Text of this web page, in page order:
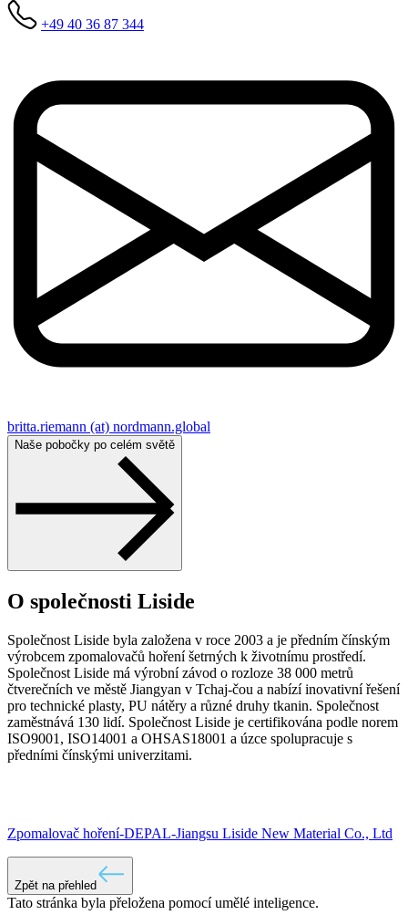
+49 40 36 87 344
britta.riemann (at) nordmann.global
Naše pobočky po celém světě
O společnosti Liside
Společnost Liside byla založena v roce 2003 a je předním čínským
výrobcem zpomalovačů hoření šetrných k životnímu prostředí.
Společnost Liside má výrobní závod o rozloze 38 000 metrů
čtverečních ve městě Jiangyan v Tchaj-čou a nabízí inovativní řešení
pro technické plasty, PU nátěry a různé druhy tkanin. Společnost
zaměstnává 130 lidí. Společnost Liside je certifikována podle norem
ISO9001, ISO14001 a OHSAS18001 a úzce spolupracuje s
předními čínskými univerzitami.
Zpomalovač hoření-DEPAL-Jiangsu Liside New Material Co., Ltd
Zpět na přehled
Tato stránka byla přeložena pomocí umělé inteligence.